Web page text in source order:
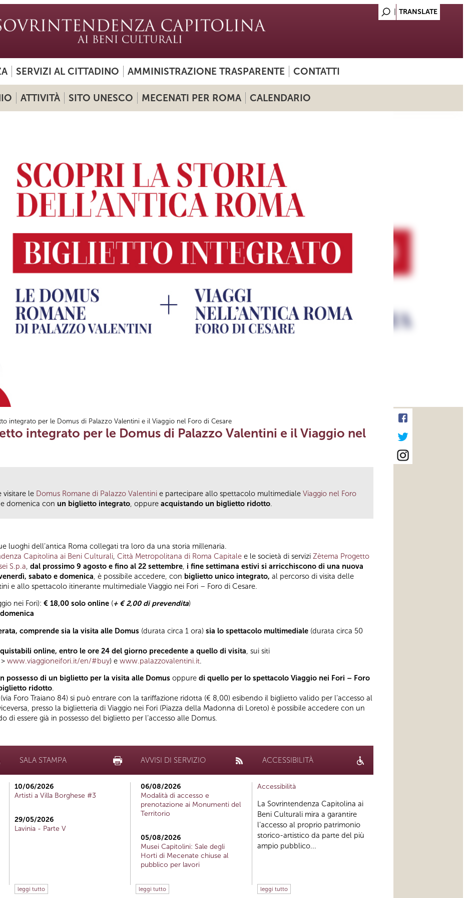
SERVIZI AL CITTADINO AMMINISTRAZIONE TRASPARENTE CONTATTI
ATTIVITÀ SITO UNESCO MECENATI PER ROMA CALENDARIO
integrato per le Domus di Palazzo Valentini e il Viaggio nel Foro di Cesare
integrato per le Domus di Palazzo Valentini e il Viaggio nel
visitare le Domus Romane di Palazzo Valentini e partecipare allo spettacolo multimediale Viaggio nel Foro
domenica con un biglietto integrato, oppure acquistando un biglietto ridotto.
luoghi dell’antica Roma collegati tra loro da una storia millenaria.
Capitolina ai Beni Culturali Città Metropolitana di Roma Capitale e le società di servizi Zètema Progetto
S.p.a dal prossimo 9 agosto e fino al 22 settembre i fine settimana estivi si arricchiscono di una nuova
sabato e domenica , è possibile accedere, con biglietto unico integrato, al percorso di visita delle
e allo spettacolo itinerante multimediale Viaggio nei Fori – Foro di Cesare.
nei Fori): € 18,00 solo online (+ € 2,00 di prevendita)
comprende sia la visita alle Domus (durata circa 1 ora) sia lo spettacolo multimediale (durata circa 50
online, entro le ore 24 del giorno precedente a quello di visita, sui siti
www.viaggioneifori.it/en/#buy) e www.palazzovalentini.it.
possesso di un biglietto per la visita alle Domus oppure di quello per lo spettacolo Viaggio nei Fori – Foro
ridotto.
Foro Traiano 84) si può entrare con la tariffazione ridotta (€ 8,00) esibendo il biglietto valido per l’accesso al
presso la biglietteria di Viaggio nei Fori (Piazza della Madonna di Loreto) è possibile accedere con un
di essere già in possesso del biglietto per l’accesso alle Domus.
SALA STAMPA
10/06/2026
Artisti a Villa Borghese #3
29/05/2026
Lavinia - Parte V
leggi tutto
AVVISI DI SERVIZIO
06/08/2026
Modalità di accesso e
prenotazione ai Monumenti del
Territorio
05/08/2026
Musei Capitolini: Sale degli
Horti di Mecenate chiuse al
pubblico per lavori
leggi tutto
ACCESSIBILITÀ
Accessibilità
La Sovrintendenza Capitolina ai
Beni Culturali mira a garantire
l’accesso al proprio patrimonio
storico-artistico da parte del più
ampio pubblico...
leggi tutto